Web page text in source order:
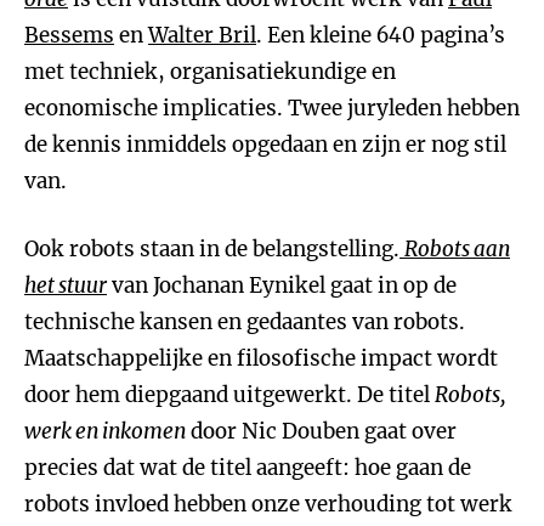
Bessems enWalter Bril. Een kleine 640 pagina’s
met techniek, organisatiekundige en
economische implicaties. Twee juryleden hebben
de kennis inmiddels opgedaan en zijn er nog stil
van.
Ook robots staan in de belangstelling. Robots aan
het stuurvan Jochanan Eynikel gaat in op de
technische kansen en gedaantes van robots.
Maatschappelijke en filosofische impact wordt
door hem diepgaand uitgewerkt. De titelRobots,
werk en inkomendoor Nic Douben gaat over
precies dat wat de titel aangeeft: hoe gaan de
robots invloed hebben onze verhouding tot werk